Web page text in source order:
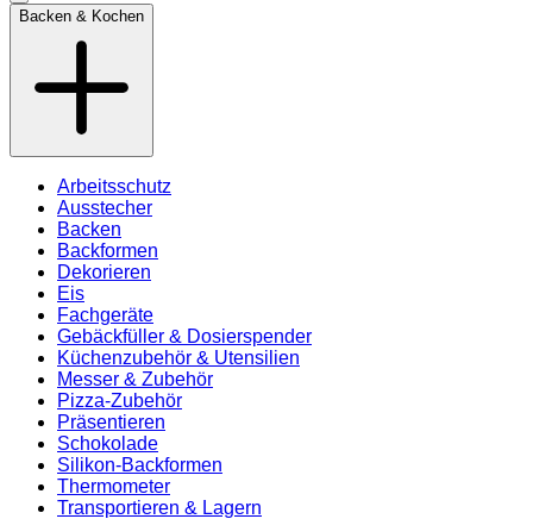
Backen & Kochen
Arbeitsschutz
Ausstecher
Backen
Backformen
Dekorieren
Eis
Fachgeräte
Gebäckfüller & Dosierspender
Küchenzubehör & Utensilien
Messer & Zubehör
Pizza-Zubehör
Präsentieren
Schokolade
Silikon-Backformen
Thermometer
Transportieren & Lagern